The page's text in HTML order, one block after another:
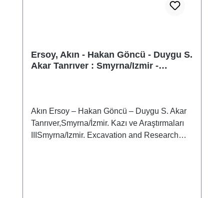
Ersoy, Akın - Hakan Göncü - Duygu S.
Akar Tanrıver : Smyrna/Izmir -
Akın Ersoy – Hakan Göncü – Duygu S. Akar
Tanrıver,Smyrna/İzmir. Kazı ve Araştırmaları
IIISmyrna/Izmir. Excavation and Research